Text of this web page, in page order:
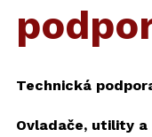
Technická
Ovladače, utility